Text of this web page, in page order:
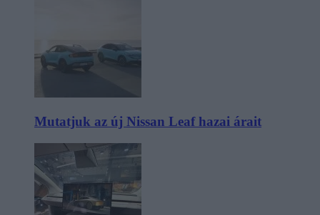
Mutatjuk az új Nissan Leaf hazai árait